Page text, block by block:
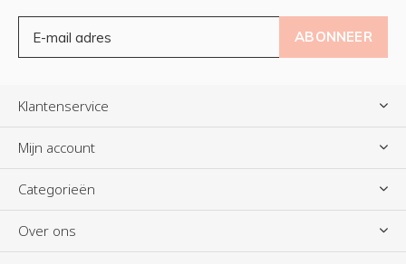
ABONNEER
Klantenservice
Mijn account
Categorieën
Over ons